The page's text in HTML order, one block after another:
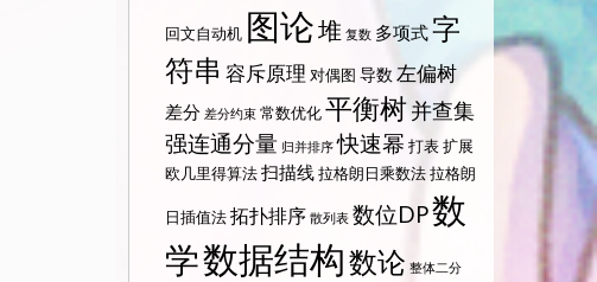
回文自动机 图论堆 复数 多项式字
符串 容斥原理 对偶图 导数 左偏树
差分 差分约束 常数优化 平衡树 并查集
强连通分量 归并排序 快速幂 打表 扩展
欧几里得算法 扫描线 拉格朗日乘数法 拉格朗
日插值法 拓扑排序 散列表 数位DP数
学数据结构数论 整体二分